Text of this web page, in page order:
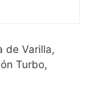
de Varilla,
Turbo,